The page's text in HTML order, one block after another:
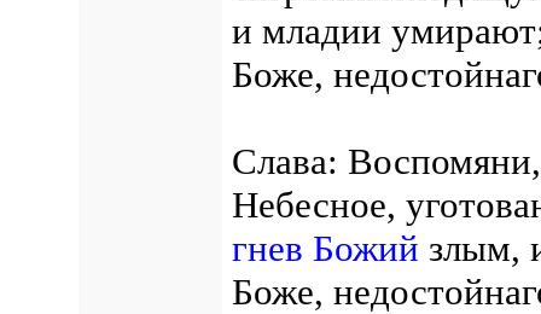
и младии
Боже,
Слава:
Небесное,
гнев Божий злым,
Боже,